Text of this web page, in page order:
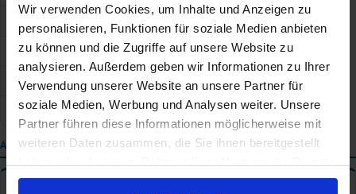
Wir verwenden Cookies, um Inhalte und Anzeigen zu
personalisieren, Funktionen für soziale Medien anbieten
zu können und die Zugriffe auf unsere Website zu
analysieren. Außerdem geben wir Informationen zu Ihrer
Verwendung unserer Website an unsere Partner für
soziale Medien, Werbung und Analysen weiter. Unsere
Partner führen diese Informationen möglicherweise mit
weiteren Daten zusammen, die Sie ihnen bereitgestellt
gesammelt haben.
Gewicht/Tonnen
175500
Länge
345
Breite
Tiefgang
AUSSTATTUNG